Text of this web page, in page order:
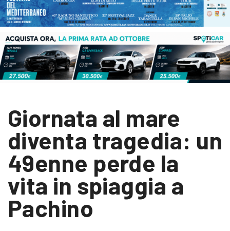
Giornata al mare
diventa tragedia: un
49enne perde la
vita in spiaggia a
Pachino